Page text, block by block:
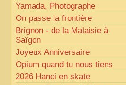
nous y travaillons ! »
Yamada, Photographe
On passe la frontière
Brignon - de la Malaisie à
Saïgon
Joyeux Anniversaire
Opium quand tu nous tiens
2026 Hanoi en skate